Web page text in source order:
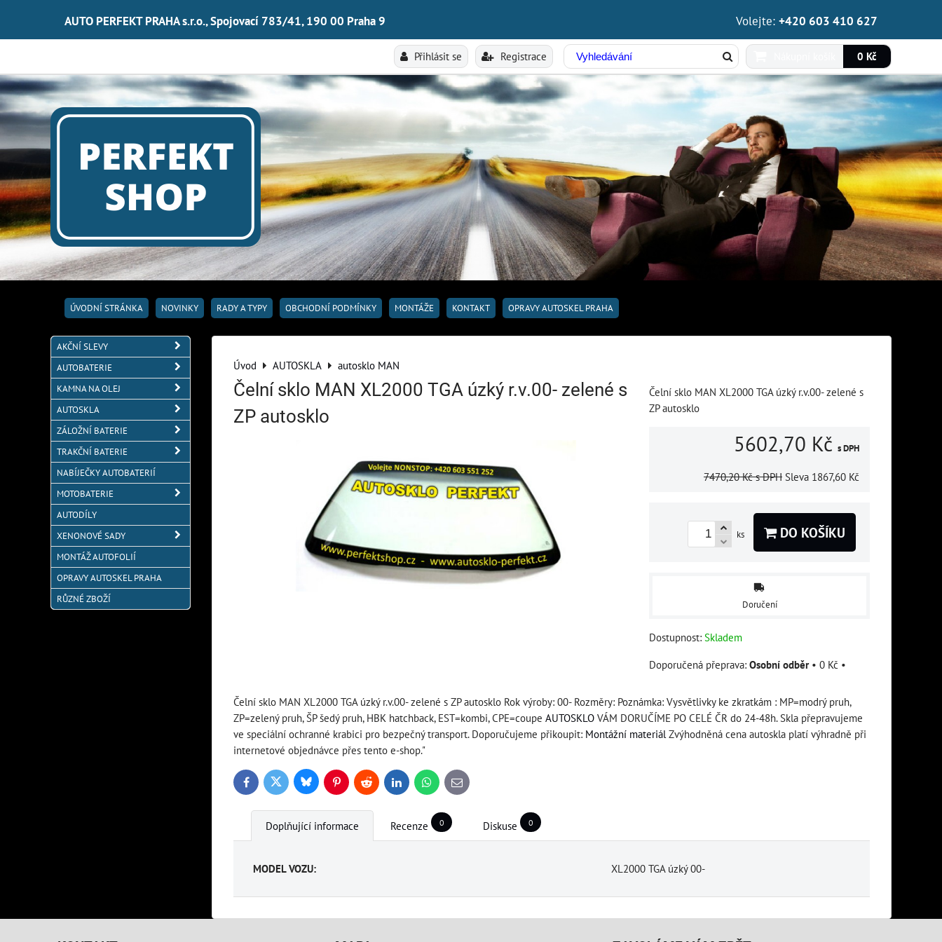
AUTO PERFEKT PRAHA s.r.o., Spojovací 783/41, 190 00 Praha 9 Volejte: +420 603 410 627
Přihlásit se Registrace 0 Kč
ÚVODNÍ STRÁNKA NOVINKY RADY A TYPY OBCHODNÍ PODMÍNKY MONTÁŽE KONTAKT OPRAVY AUTOSKEL PRAHA
Úvod AUTOSKLA autosklo MAN
Čelní sklo MAN XL2000 TGA úzký r.v.00- zelené s
ZP autosklo
Čelní sklo MAN XL2000 TGA úzký r.v.00- zelené s
ZP autosklo
5602,70 Kč s DPH
7470,20 Kč s DPH Sleva 1867,60 Kč
ks DO KOŠÍKU
Doručení
Dostupnost: Skladem
Osobní odběr • 0 Kč •
Čelní sklo MAN XL2000 TGA úzký r.v.00- zelené s ZP autosklo Rok výroby: 00- Rozměry: Poznámka: Vysvětlivky ke zkratkám : MP=modrý pruh,
ZP=zelený pruh, ŠP šedý pruh, HBK hatchback, EST=kombi, CPE=coupe AUTOSKLO VÁM DORUČÍME PO CELÉ ČR do 24-48h. Skla přepravujeme
ve speciální ochranné krabici pro bezpečný transport. Doporučujeme přikoupit: Montážní materiálZvýhodněná cena autoskla platí výhradně při
internetové objednávce přes tento e-shop."
FacebookTwitter BlueskyPinterestReddit LinkedInWhatsApp
E-
mail
Doplňující informace Recenze 0 Diskuse 0
MODEL VOZU: XL2000 TGA úzký 00-
AKČNÍ SLEVY
AUTOBATERIE
KAMNA NA OLEJ
AUTOSKLA
ZÁLOŽNÍ BATERIE
TRAKČNÍ BATERIE
NABÍJEČKY AUTOBATERIÍ
MOTOBATERIE
AUTODÍLY
XENONOVÉ SADY
MONTÁŽ AUTOFOLIÍ
OPRAVY AUTOSKEL PRAHA
RŮZNÉ ZBOŽÍ